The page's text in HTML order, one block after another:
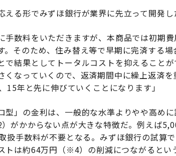
える形でみずほ銀行が業界に先立って開発
手数料をいただきますが、本商品では初期
。そのため、住み替え等で早期に完済する
で結果としてトータルコストを抑えること
くなっていくので、返済期間中に繰上返済
15年と先に伸びていくことになります」
型」の金利は、一般的な水準よりやや高め
がかからない点が大きな特徴だ。例えば
扱手数料が不要となる。みずほ銀行の試算
トは約64万円（※4）の削減につながるとい